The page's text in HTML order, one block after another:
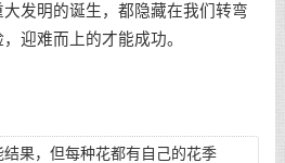
明的诞生，都隐藏在我们转弯
迎难而上的才能成功。
果，但每种花都有自己的花季